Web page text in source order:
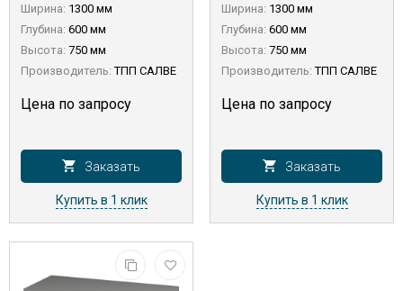
Ширина: 1300 мм
Глубина: 600 мм
Высота: 750 мм
Производитель: ТПП САЛВЕ
Цена по запросу
Заказать
Купить в 1 клик
Ширина: 1300 мм
Глубина: 600 мм
Высота: 750 мм
Производитель: ТПП САЛВЕ
Цена по запросу
Заказать
Купить в 1 клик